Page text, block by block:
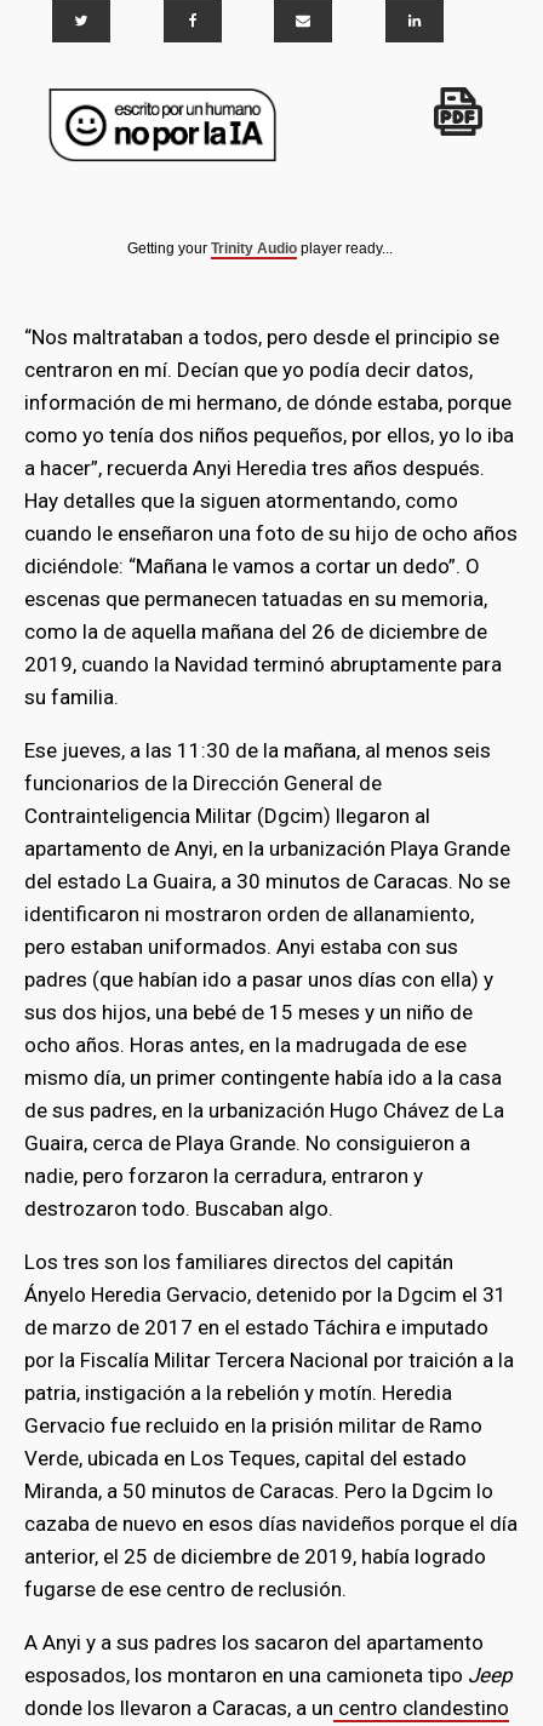
Getting your Trinity Audio player ready...
“Nos maltrataban a todos, pero desde el principio se
centraron en mí. Decían que yo podía decir datos,
información de mi hermano, de dónde estaba, porque
como yo tenía dos niños pequeños, por ellos, yo lo iba
a hacer”, recuerda Anyi Heredia tres años después.
Hay detalles que la siguen atormentando, como
cuando le enseñaron una foto de su hijo de ocho años
diciéndole: “Mañana le vamos a cortar un dedo”. O
escenas que permanecen tatuadas en su memoria,
como la de aquella mañana del 26 de diciembre de
2019, cuando la Navidad terminó abruptamente para
su familia.
Ese jueves, a las 11:30 de la mañana, al menos seis
funcionarios de la Dirección General de
Contrainteligencia Militar (Dgcim) llegaron al
apartamento de Anyi, en la urbanización Playa Grande
del estado La Guaira, a 30 minutos de Caracas. No se
identificaron ni mostraron orden de allanamiento,
pero estaban uniformados. Anyi estaba con sus
padres (que habían ido a pasar unos días con ella) y
sus dos hijos, una bebé de 15 meses y un niño de
ocho años. Horas antes, en la madrugada de ese
mismo día, un primer contingente había ido a la casa
de sus padres, en la urbanización Hugo Chávez de La
Guaira, cerca de Playa Grande. No consiguieron a
nadie, pero forzaron la cerradura, entraron y
destrozaron todo. Buscaban algo.
Los tres son los familiares directos del capitán
Ányelo Heredia Gervacio, detenido por la Dgcim el 31
de marzo de 2017 en el estado Táchira e imputado
por la Fiscalía Militar Tercera Nacional por traición a la
patria, instigación a la rebelión y motín. Heredia
Gervacio fue recluido en la prisión militar de Ramo
Verde, ubicada en Los Teques, capital del estado
Miranda, a 50 minutos de Caracas. Pero la Dgcim lo
cazaba de nuevo en esos días navideños porque el día
anterior, el 25 de diciembre de 2019, había logrado
fugarse de ese centro de reclusión.
A Anyi y a sus padres los sacaron del apartamento
esposados, los montaron en una camioneta tipo Jeep
donde los llevaron a Caracas, a un centro clandestino